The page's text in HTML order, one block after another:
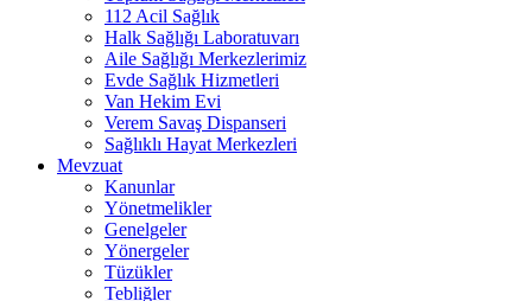
112 Acil Sağlık
Halk Sağlığı Laboratuvarı
Aile Sağlığı Merkezlerimiz
Evde Sağlık Hizmetleri
Van Hekim Evi
Verem Savaş Dispanseri
Sağlıklı Hayat Merkezleri
Mevzuat
Kanunlar
Yönetmelikler
Genelgeler
Yönergeler
Tüzükler
Tebliğler